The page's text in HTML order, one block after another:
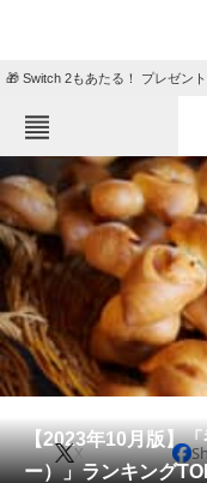
🎁 Switch 2もあたる！ プレゼン
ねとらぼメニュー
TOP
エンタメ
グルメ
住まい
動物
会員記事
【2023年10月版】
ー）」ランキング
X